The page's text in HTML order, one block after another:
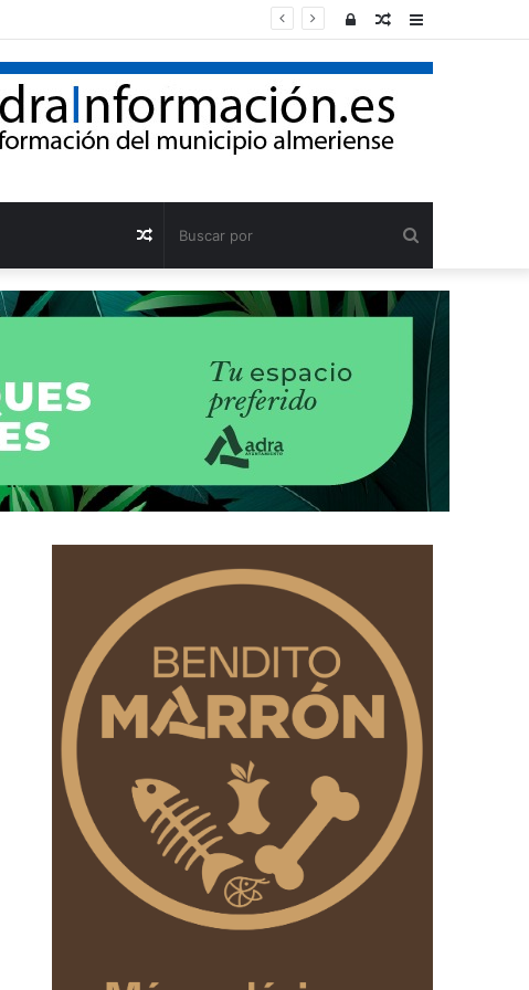
Barra
Publicación
azar
Acceso
por
Publicación
al